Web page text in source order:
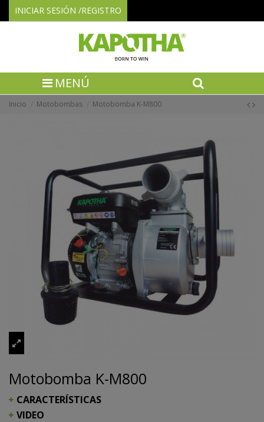
INICIAR SESIÓN /REGISTRO
MENÚ
Inicio Motobombas Motobomba K-M800
Motobomba K-M800
CARACTERÍSTICAS
VIDEO